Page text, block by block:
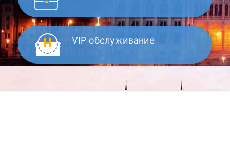
VIP обслуживание